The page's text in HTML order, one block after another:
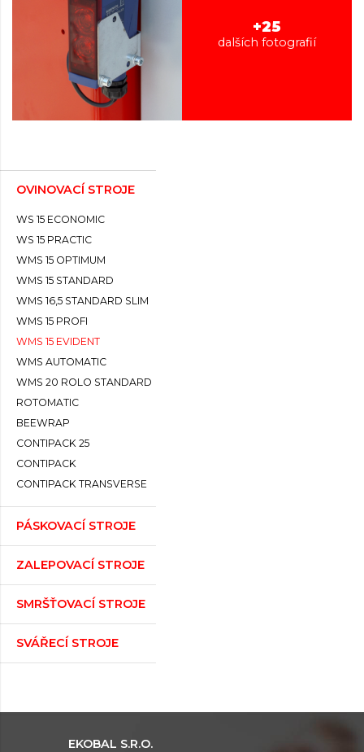
+25
dalších fotografií
OVINOVACÍ STROJE
WS 15 ECONOMIC
WS 15 PRACTIC
WMS 15 OPTIMUM
WMS 15 STANDARD
WMS 16,5 STANDARD SLIM
WMS 15 PROFI
WMS 15 EVIDENT
WMS AUTOMATIC
WMS 20 ROLO STANDARD
ROTOMATIC
BEEWRAP
CONTIPACK 25
CONTIPACK
CONTIPACK TRANSVERSE
PÁSKOVACÍ STROJE
ZALEPOVACÍ STROJE
SMRŠŤOVACÍ STROJE
SVÁŘECÍ STROJE
EKOBAL S.R.O.